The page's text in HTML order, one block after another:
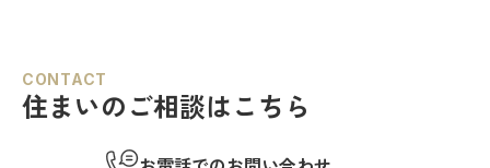
CONTACT
住まいのご相談はこちら